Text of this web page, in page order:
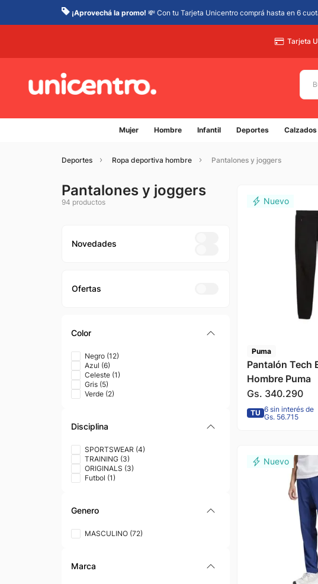
¡Aprovechá la promo! 💸 Con tu Tarjeta Unicentro comprá hasta en 6
Tarjeta
Términos más
2.
4. botin
caterpillar
Mujer Hombre Infantil Deportes Calzados
Deportes Ropa deportiva hombre Pantalones y joggers
Pantalones y joggers
94 productos
Color
Negro (12)
Azul (6)
Celeste (1 )
Gris (5)
Verde (2)
Disciplina
SPORTSWEAR (4)
TRAINING (3)
ORIGINALS (3)
Futbol (1 )
Genero
MASCULINO (72)
Marca
Novedades
Puma
Pantalón Tech
Hombre Puma
Gs. 340.290
TU 6 sin interés de
Gs. 56.715